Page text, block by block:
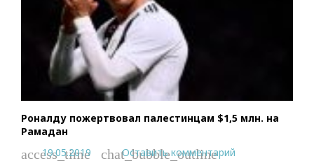
Роналду пожертвовал палестинцам $1,5 млн. на
Рамадан
access_time
19.05.2019 chat_bubble_outline
Оставить комментарий